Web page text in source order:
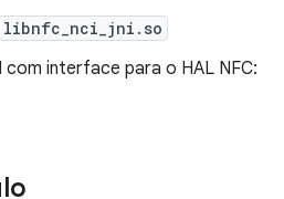
libnfc_nci_jni.so
com interface para o HAL NFC: